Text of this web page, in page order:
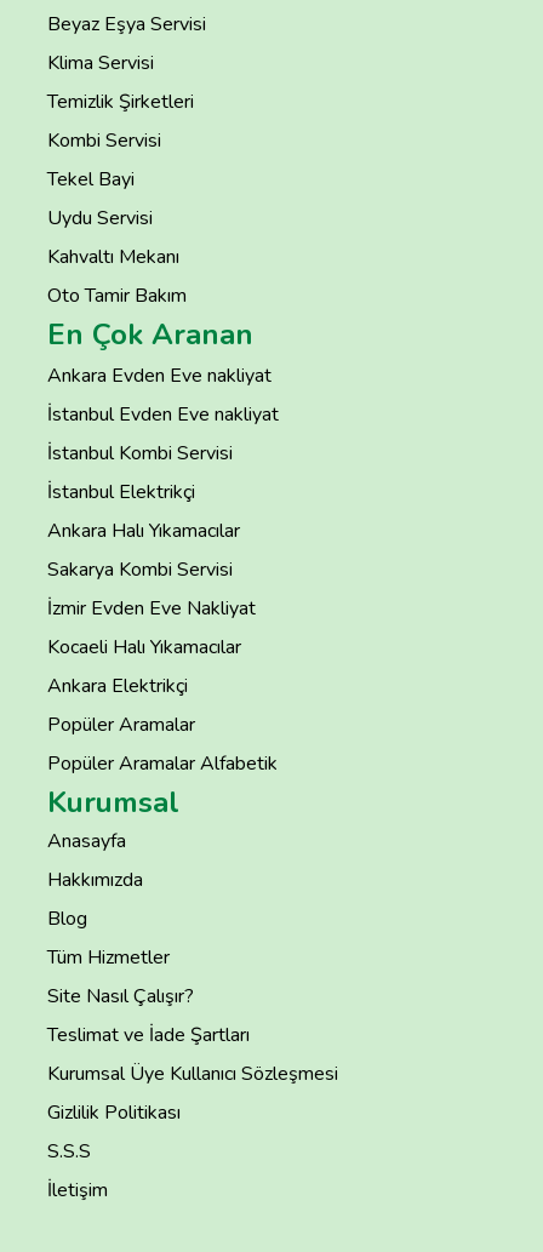
Beyaz Eşya Servisi
Klima Servisi
Temizlik Şirketleri
Kombi Servisi
Tekel Bayi
Uydu Servisi
Kahvaltı Mekanı
Oto Tamir Bakım
En Çok Aranan
Ankara Evden Eve nakliyat
İstanbul Evden Eve nakliyat
İstanbul Kombi Servisi
İstanbul Elektrikçi
Ankara Halı Yıkamacılar
Sakarya Kombi Servisi
İzmir Evden Eve Nakliyat
Kocaeli Halı Yıkamacılar
Ankara Elektrikçi
Popüler Aramalar
Popüler Aramalar Alfabetik
Kurumsal
Anasayfa
Hakkımızda
Blog
Tüm Hizmetler
Site Nasıl Çalışır?
Teslimat ve İade Şartları
Kurumsal Üye Kullanıcı Sözleşmesi
Gizlilik Politikası
S.S.S
İletişim